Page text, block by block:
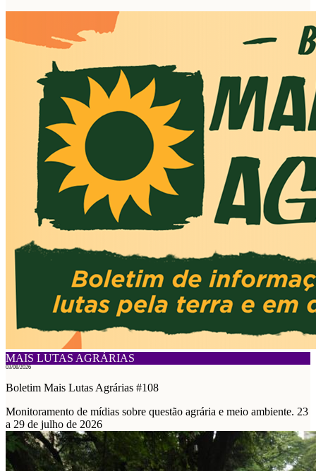
MAIS LUTAS AGRÁRIAS
03/08/2026
Boletim Mais Lutas Agrárias #108
Monitoramento de mídias sobre questão agrária e meio ambiente. 23
a 29 de julho de 2026